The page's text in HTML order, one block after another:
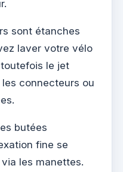
sont étanches
laver votre vélo
le jet
connecteurs ou
butées
fine se
les manettes.